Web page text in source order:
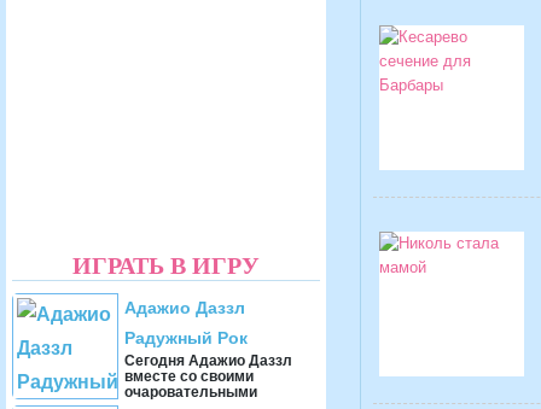
ИГРАТЬ В ИГРУ
Адажио Даззл
Радужный Рок
Сегодня Адажио Даззл
вместе со своими
очаровательными